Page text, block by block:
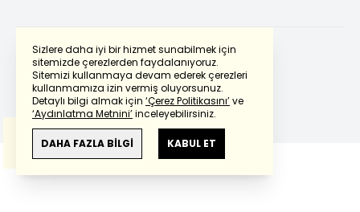
Sizlere daha iyi bir hizmet sunabilmek için
sitemizde çerezlerden faydalanıyoruz.
Sitemizi kullanmaya devam ederek çerezleri
kullanmamıza izin vermiş oluyorsunuz.
Detaylı bilgi almak için ‘Çerez Politikasını’ve
‘Aydınlatma Metnini’inceleyebilirsiniz.
DAHA FAZLA BİLGİ KABUL ET
Powered by Translate
Bu çevirideGoogle Transletekullanılmıştır.
Anlam ve çeviri hatalarından
haberturk.com
sorumlu değildir.